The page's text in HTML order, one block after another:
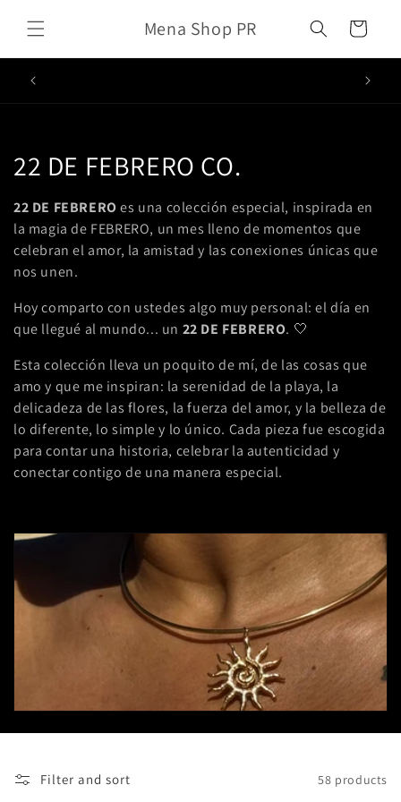
content
Mena Shop PR Cart
C
o
l
l
e
c
t
i
o
n
22 DE FEBRERO CO.
22 DE FEBRERO es una colección especial, inspirada en
la magia de FEBRERO, un mes lleno de momentos que
celebran el amor, la amistad y las conexiones únicas que
nos unen.
Hoy comparto con ustedes algo muy personal: el día en
que llegué al mundo... un 22 DE FEBRERO. 🤍
Esta colección lleva un poquito de mí, de las cosas que
amo y que me inspiran: la serenidad de la playa, la
delicadeza de las flores, la fuerza del amor, y la belleza de
lo diferente, lo simple y lo único. Cada pieza fue escogida
para contar una historia, celebrar la autenticidad y
conectar contigo de una manera especial.
Filter and sort 58 products